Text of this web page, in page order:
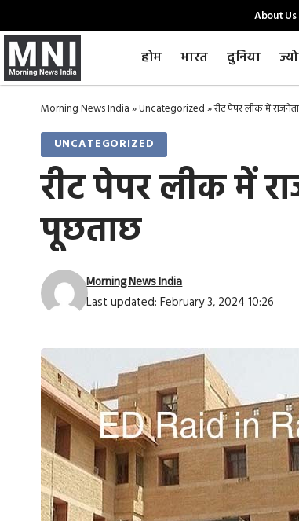
About Us
होम भारत दुनिया
Morning News India»Uncategorized»रीट पेपर लीक में
UNCATEGORIZED
रीट पेपर लीक में
पूछताछ
Last updated: February 3, 2024 10:26
Morning News India